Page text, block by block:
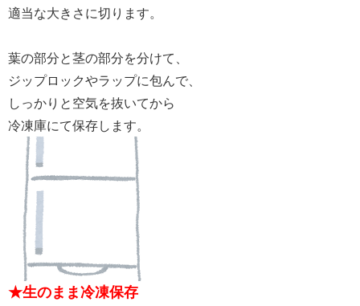
適当な大きさに切ります。
葉の部分と茎の部分を分けて、
ジップロックやラップに包んで、
しっかりと空気を抜いてから
冷凍庫にて保存します。
★生のまま冷凍保存